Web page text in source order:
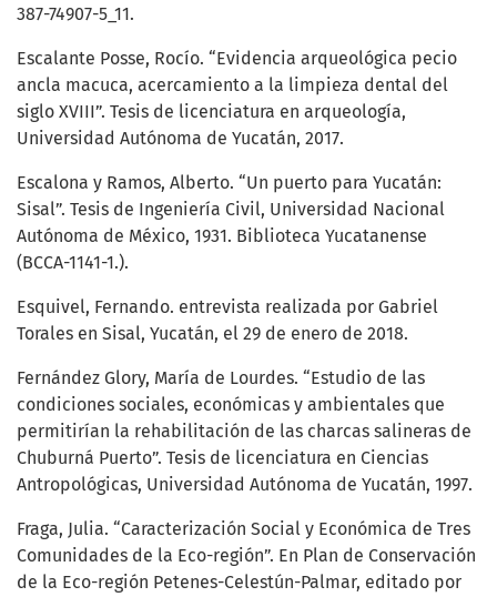
387-74907-5_11.
Escalante Posse, Rocío. “Evidencia arqueológica pecio
ancla macuca, acercamiento a la limpieza dental del
siglo XVIII”. Tesis de licenciatura en arqueología,
Universidad Autónoma de Yucatán, 2017.
Escalona y Ramos, Alberto. “Un puerto para Yucatán:
Sisal”. Tesis de Ingeniería Civil, Universidad Nacional
Autónoma de México, 1931. Biblioteca Yucatanense
(BCCA-1141-1.).
Esquivel, Fernando. entrevista realizada por Gabriel
Torales en Sisal, Yucatán, el 29 de enero de 2018.
Fernández Glory, María de Lourdes. “Estudio de las
condiciones sociales, económicas y ambientales que
permitirían la rehabilitación de las charcas salineras de
Chuburná Puerto”. Tesis de licenciatura en Ciencias
Antropológicas, Universidad Autónoma de Yucatán, 1997.
Fraga, Julia. “Caracterización Social y Económica de Tres
Comunidades de la Eco-región”. En Plan de Conservación
de la Eco-región Petenes-Celestún-Palmar, editado por